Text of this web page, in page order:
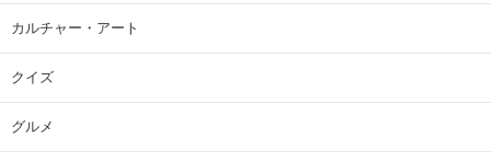
カルチャー・アート
クイズ
グルメ